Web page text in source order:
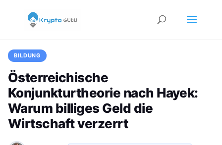
BILDUNG
Österreichische
Konjunkturtheorie nach Hayek:
Warum billiges Geld die
Wirtschaft verzerrt